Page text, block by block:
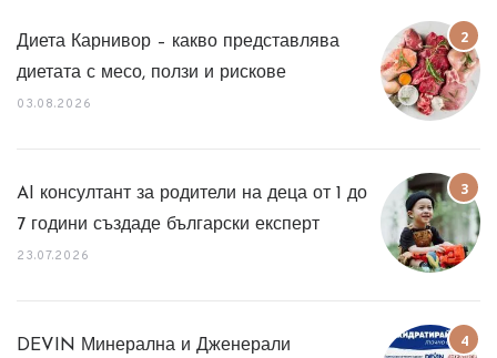
Диета Карнивор – какво представлява
диетата с месо, ползи и рискове
03.08.2026
AI консултант за родители на деца от 1 до
7 години създаде български експерт
23.07.2026
DEVIN Минерална и Дженерали